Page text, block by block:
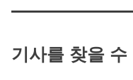
기사를 찾을 수